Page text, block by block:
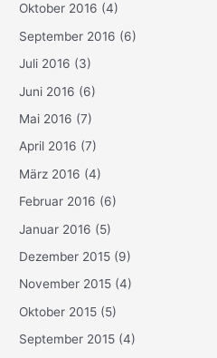
Oktober 2016 (4)
September 2016 (6)
Juli 2016 (3)
Juni 2016 (6)
Mai 2016 (7)
April 2016 (7)
März 2016 (4)
Februar 2016 (6)
Januar 2016 (5)
Dezember 2015 (9)
November 2015 (4)
Oktober 2015 (5)
September 2015 (4)